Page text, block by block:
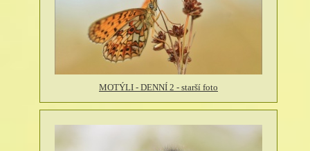
MOTÝLI - DENNÍ 2 - starší foto